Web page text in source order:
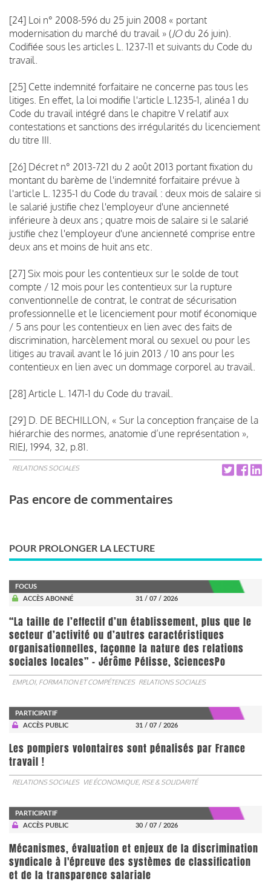
[24] Loi n° 2008-596 du 25 juin 2008 « portant
modernisation du marché du travail » (JOdu 26 juin).
Codifiée sous les articles L. 1237-11 et suivants du Code du
travail.
[25] Cette indemnité forfaitaire ne concerne pas tous les
litiges. En effet, la loi modifie l'article L.1235-1, alinéa 1 du
Code du travail intégré dans le chapitre V relatif aux
contestations et sanctions des irrégularités du licenciement
du titre III.
[26] Décret n° 2013-721 du 2 août 2013 portant fixation du
montant du barème de l'indemnité forfaitaire prévue à
l'article L. 1235-1 du Code du travail : deux mois de salaire si
le salarié justifie chez l'employeur d'une ancienneté
inférieure à deux ans ; quatre mois de salaire si le salarié
justifie chez l'employeur d'une ancienneté comprise entre
deux ans et moins de huit ans etc.
[27] Six mois pour les contentieux sur le solde de tout
compte / 12 mois pour les contentieux sur la rupture
conventionnelle de contrat, le contrat de sécurisation
professionnelle et le licenciement pour motif économique
/ 5 ans pour les contentieux en lien avec des faits de
discrimination, harcèlement moral ou sexuel ou pour les
litiges au travail avant le 16 juin 2013 / 10 ans pour les
contentieux en lien avec un dommage corporel au travail.
[28] Article L. 1471-1 du Code du travail.
[29] D. DE BECHILLON, « Sur la conception française de la
hiérarchie des normes, anatomie d’une représentation »,
RIEJ, 1994, 32, p.81.
RELATIONS SOCIALES
Pas encore de commentaires
POUR PROLONGER LA LECTURE
FOCUS
ACCÈS ABONNÉ
31 / 07 / 2026
“La taille de l’effectif d’un établissement, plus que le
secteur d’activité ou d’autres caractéristiques
organisationnelles, façonne la nature des relations
sociales locales” - Jérôme Pélisse, SciencesPo
EMPLOI, FORMATION ET COMPÉTENCES RELATIONS SOCIALES
PARTICIPATIF
ACCÈS PUBLIC
31 / 07 / 2026
Les pompiers volontaires sont pénalisés par France
travail !
RELATIONS SOCIALES VIE ÉCONOMIQUE, RSE & SOLIDARITÉ
PARTICIPATIF
ACCÈS PUBLIC
30 / 07 / 2026
Mécanismes, évaluation et enjeux de la discrimination
syndicale à l'épreuve des systèmes de classification
et de la transparence salariale